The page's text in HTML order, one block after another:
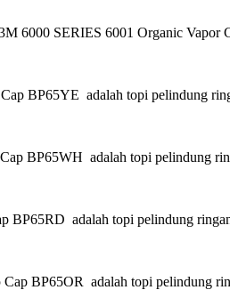
6000 SERIES 6001 Organic Vapor
BP65YE adalah topi pelindung
BP65WH adalah topi pelindung
BP65RD adalah topi pelindung
BP65OR adalah topi pelindung